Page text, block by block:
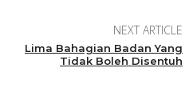
NEXT ARTICLE
Lima Bahagian Badan Yang
Tidak Boleh Disentuh